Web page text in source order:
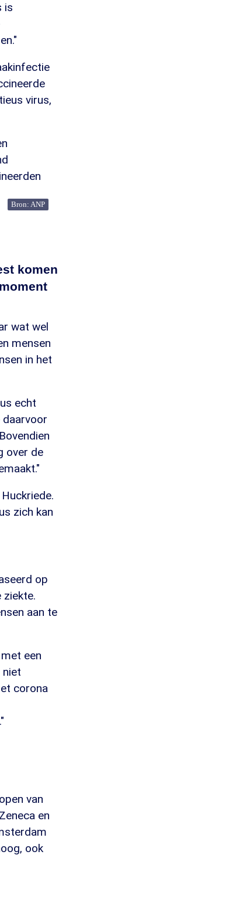
is
virus,
Bron: ANP
komen
wat wel
mensen
in het
echt
daarvoor
over de
zich kan
op
ziekte.
aan te
een
corona
van
en
ook